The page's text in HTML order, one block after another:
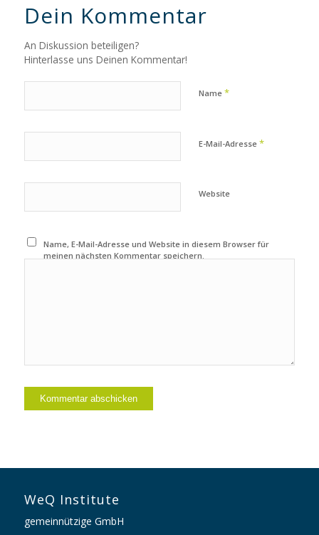
Dein Kommentar
An Diskussion beteiligen?
Hinterlasse uns Deinen Kommentar!
Name *
E-Mail-Adresse *
Website
Name, E-Mail-Adresse und Website in diesem Browser für
meinen nächsten Kommentar speichern.
WeQ Institute
gemeinnützige GmbH